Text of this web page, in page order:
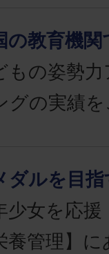
の教育機関
もの姿勢
グの実績
ダルを目指
少女を応
養管理】